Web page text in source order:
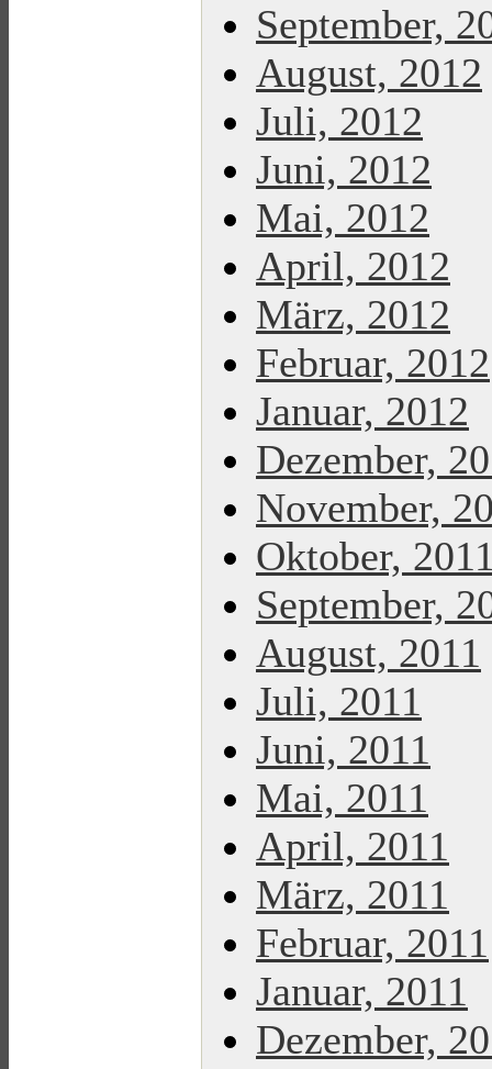
September,
August, 2012
Juli, 2012
Juni, 2012
Mai, 2012
April, 2012
März, 2012
Februar, 2012
Januar, 2012
Dezember,
November,
Oktober,
September,
August, 2011
Juli, 2011
Juni, 2011
Mai, 2011
April, 2011
März, 2011
Februar, 2011
Januar, 2011
Dezember,